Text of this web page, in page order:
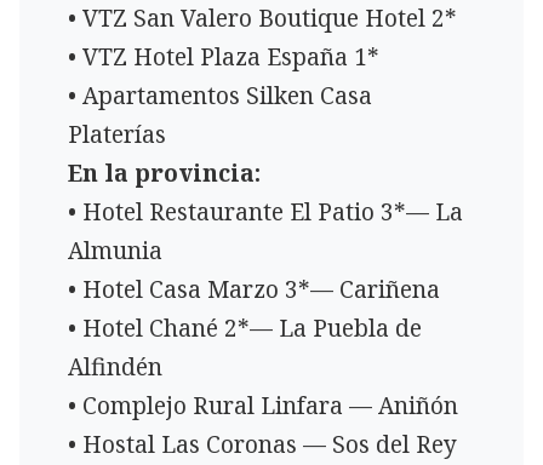
• VTZ San Valero Boutique Hotel 2*
• VTZ Hotel Plaza España 1*
• Apartamentos Silken Casa
Platerías
En la provincia:
• Hotel Restaurante El Patio 3*— La
Almunia
• Hotel Casa Marzo 3*— Cariñena
• Hotel Chané 2*— La Puebla de
Alfindén
• Complejo Rural Linfara — Aniñón
• Hostal Las Coronas — Sos del Rey